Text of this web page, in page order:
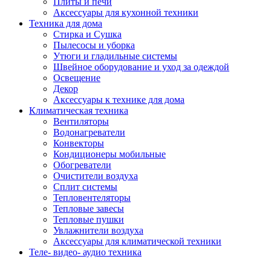
Аксессуары для кухонной техники
Техника для дома
Стирка и Сушка
Пылесосы и уборка
Утюги и гладильные системы
Швейное оборудование и уход за одеждой
Освещение
Декор
Аксессуары к технике для дома
Климатическая техника
Вентиляторы
Водонагреватели
Конвекторы
Кондиционеры мобильные
Обогреватели
Очистители воздуха
Сплит системы
Тепловентеляторы
Тепловые завесы
Тепловые пушки
Увлажнители воздуха
Аксессуары для климатической техники
Теле- видео- аудио техника